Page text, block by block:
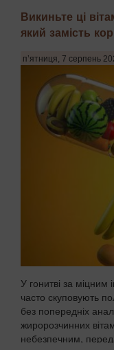
зростання
головного мозку
що мікроскопічні
надійн...
Викиньте ці
який замість
п’ятниця, 7 серпень
У гонитві за
часто скуповують
без попередніх
жиророзчинних
небезпечним,